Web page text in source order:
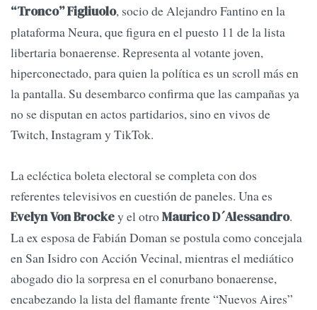
“Tronco” Figliuolo, socio de Alejandro Fantino en la
plataforma Neura, que figura en el puesto 11 de la lista
libertaria bonaerense. Representa al votante joven,
hiperconectado, para quien la política es un scroll más en
la pantalla. Su desembarco confirma que las campañas ya
no se disputan en actos partidarios, sino en vivos de
Twitch, Instagram y TikTok.
La ecléctica boleta electoral se completa con dos
referentes televisivos en cuestión de paneles. Una es
Evelyn Von Brockey el otroMaurico D´Alessandro.
La ex esposa de Fabián Doman se postula como concejala
en San Isidro con Acción Vecinal, mientras el mediático
abogado dio la sorpresa en el conurbano bonaerense,
encabezando la lista del flamante frente “Nuevos Aires”